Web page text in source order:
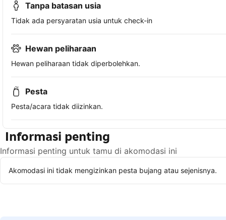
Tanpa batasan usia
Tidak ada persyaratan usia untuk check-in
Hewan peliharaan
Hewan peliharaan tidak diperbolehkan.
Pesta
Pesta/acara tidak diizinkan.
Informasi penting
Informasi penting untuk tamu di akomodasi ini
Akomodasi ini tidak mengizinkan pesta bujang atau sejenisnya.